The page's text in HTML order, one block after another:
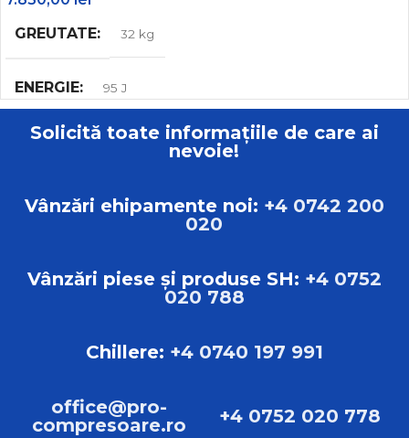
GREUTATE
32 kg
ENERGIE 95 J
FRECVENȚA 22 Hz
PRESIUNE AER
VALOAREA EFECTIVĂ A ACCELERAȚIEI
NIVELUL DE PUTERE SONOR MĂSURAT 105,6 dB
Solicită toate informațiile de care ai
nevoie!
Vânzări ehipamente noi: +4 0742 200
020
Vânzări piese și produse SH: +4 0752
020 788
Chillere: +4 0740 197 991
office@pro-
compresoare.ro
+4 0752 020 778